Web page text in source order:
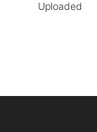
Uploaded